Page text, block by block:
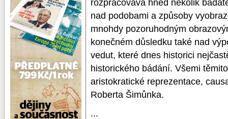
rozpracovává hned několik
nad podobami a způsoby
mnohdy pozoruhodným
konečném důsledku také nad
vedut, které dnes historici
historického bádání. Všemi
aristokratické reprezentace,
Roberta Šimůnka.
...